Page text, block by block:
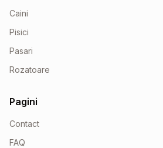
Caini
Pisici
Pasari
Rozatoare
Pagini
Contact
FAQ